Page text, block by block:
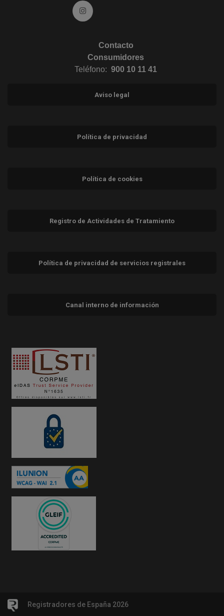
Ir a Instagram (abre en ventana nueva)
Contacto
Consumidores
Teléfono: 900 10 11 41
Aviso legal
Política de privacidad
Política de cookies
Registro de Actividades de Tratamiento
Política de privacidad de servicios registrales
Canal interno de información
Registradores de España 2026